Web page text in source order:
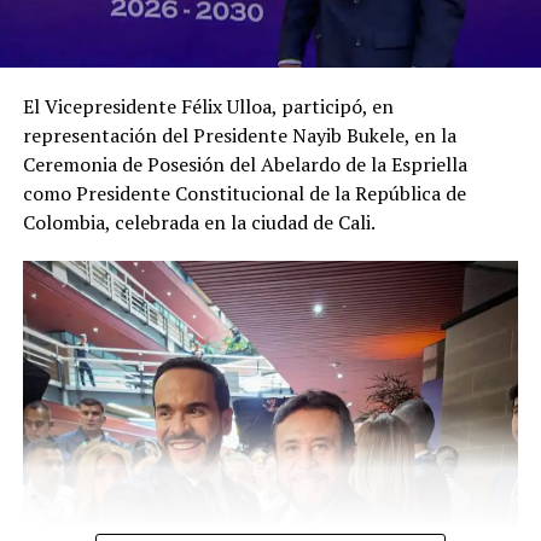
El Vicepresidente Félix Ulloa, participó, en
representación del Presidente Nayib Bukele, en la
Ceremonia de Posesión del Abelardo de la Espriella
como Presidente Constitucional de la República de
Colombia, celebrada en la ciudad de Cali.